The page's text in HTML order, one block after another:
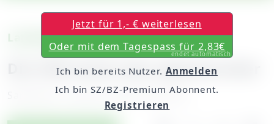
Landesliga, Männer:
Die SVB testet den Spitzenreiter
Samstag, 19. Januar 2008, 00:00 Uhr
Jetzt für 1,- € weiterlesen
Oder mit dem Tagespass für 2,83€
endet automatisch
Ich bin bereits Nutzer. Anmelden
Ich bin SZ/BZ-Premium Abonnent.
Registrieren